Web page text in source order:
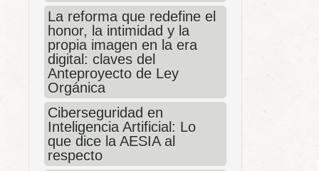
La reforma que redefine el
honor, la intimidad y la
propia imagen en la era
digital: claves del
Anteproyecto de Ley
Orgánica
Ciberseguridad en
Inteligencia Artificial: Lo
que dice la AESIA al
respecto